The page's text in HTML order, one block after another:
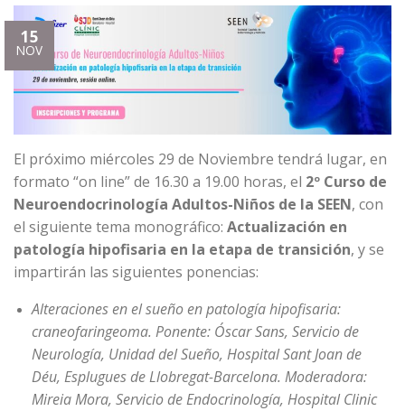
15
NOV
El próximo miércoles 29 de Noviembre tendrá lugar, en
formato “on line” de 16.30 a 19.00 horas, el 2º Curso de
Neuroendocrinología Adultos-Niños de la SEEN, con
el siguiente tema monográfico: Actualización en
patología hipofisaria en la etapa de transición, y se
impartirán las siguientes ponencias:
Alteraciones en el sueño en patología hipofisaria:
craneofaringeoma. Ponente: Óscar Sans, Servicio de
Neurología, Unidad del Sueño, Hospital Sant Joan de
Déu, Esplugues de Llobregat-Barcelona. Moderadora:
Mireia Mora, Servicio de Endocrinología, Hospital Clinic